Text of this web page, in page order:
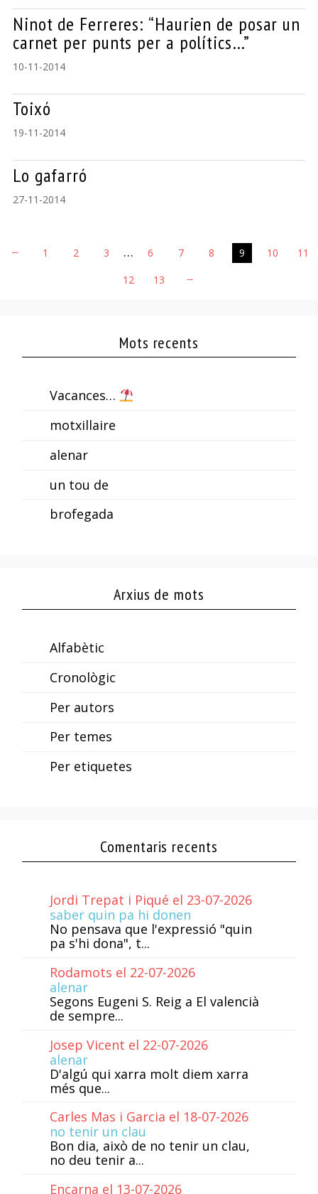
Ninot de Ferreres: “Haurien de posar un
carnet per punts per a polítics…”
10-11-2014
Toixó
19-11-2014
Lo gafarró
27-11-2014
← 1 2 3 … 6 7 8 9 10
11
12
13 →
Mots recents
Vacances…
motxillaire
alenar
un tou de
brofegada
Arxius de mots
Alfabètic
Cronològic
Per autors
Per temes
Per etiquetes
Comentaris recents
Jordi Trepat i Piqué el 23-07-2026
saber quin pa hi donen
No pensava que l'expressió "quin
pa s'hi dona", t...
Rodamots el 22-07-2026
alenar
Segons Eugeni S. Reig a El valencià
de sempre...
Josep Vicent el 22-07-2026
alenar
D'algú qui xarra molt diem xarra
més que...
Carles Mas i Garcia el 18-07-2026
no tenir un clau
Bon dia, això de no tenir un clau,
no deu tenir a...
Encarna el 13-07-2026